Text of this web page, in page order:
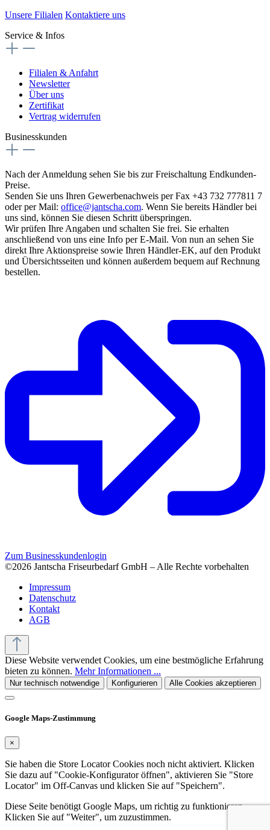
Unsere Filialen Kontaktiere uns
Service & Infos
Filialen & Anfahrt
Newsletter
Über uns
Zertifikat
Vertrag widerrufen
Businesskunden
Nach der Anmeldung sehen Sie bis zur Freischaltung Endkunden-
Preise.
Senden Sie uns Ihren Gewerbenachweis per Fax +43 732 777811 7
oder per Mail: office@jantscha.com. Wenn Sie bereits Händler bei
uns sind, können Sie diesen Schritt überspringen.
Wir prüfen Ihre Angaben und schalten Sie frei. Sie erhalten
anschließend von uns eine Info per E-Mail. Von nun an sehen Sie
direkt Ihre Aktionspreise sowie Ihren Händler-EK, auf den Produkt
und Übersichtsseiten und können außerdem bequem auf Rechnung
bestellen.
Zum Businesskundenlogin
©2026 Jantscha Friseurbedarf GmbH – Alle Rechte vorbehalten
Impressum
Datenschutz
Kontakt
AGB
Diese Website verwendet Cookies, um eine bestmögliche Erfahrung
bieten zu können. Mehr Informationen ...
Nur technisch notwendige Konfigurieren Alle Cookies akzeptieren
Google Maps-Zustimmung
×
Sie haben die Store Locator Cookies noch nicht aktiviert. Klicken
Sie dazu auf "Cookie-Konfigurator öffnen", aktivieren Sie "Store
Locator" im Off-Canvas und klicken Sie auf "Speichern".
Diese Seite benötigt Google Maps, um richtig zu funktionieren.
Klicken Sie auf "Weiter", um zuzustimmen.